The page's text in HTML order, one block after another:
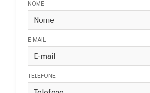
NOME
E-MAIL
TELEFONE